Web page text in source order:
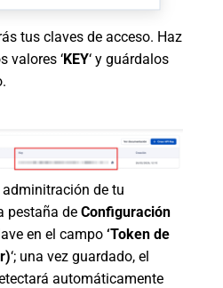
tus claves de acceso. Haz
valores ‘KEY‘ y guárdalos
de tu
pestaña de Configuración
en el campo ‘Token de
‘; una vez guardado, el
automáticamente